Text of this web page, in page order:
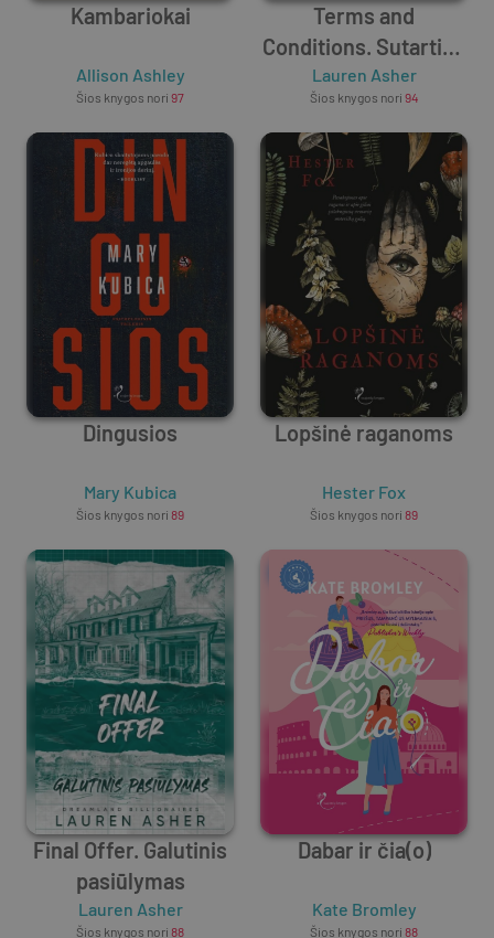
Kambariokai
Allison Ashley
Šios knygos nori 97
Terms and
Conditions. Sutarties
sąlygos
Lauren Asher
Šios knygos nori 94
Dingusios
Mary Kubica
Šios knygos nori 89
Lopšinė raganoms
Hester Fox
Šios knygos nori 89
Final Offer. Galutinis
pasiūlymas
Lauren Asher
Šios knygos nori 88
Dabar ir čia(o)
Kate Bromley
Šios knygos nori 88